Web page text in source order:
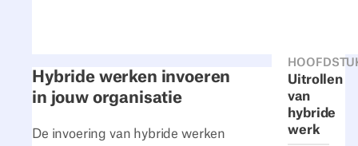
Uitrollen
van
hybride
werk
Hybride werken invoeren
in jouw organisatie
De invoering van hybride werken